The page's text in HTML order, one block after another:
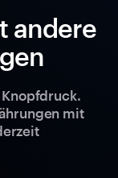
andere
mit